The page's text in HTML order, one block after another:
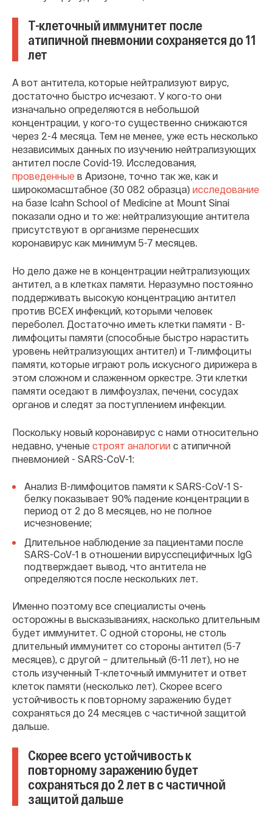
Т-клеточный иммунитет после
атипичной пневмонии сохраняется до 11
лет
А вот антитела, которые нейтрализуют вирус,
достаточно быстро исчезают. У кого-то они
изначально определяются в небольшой
концентрации, у кого-то существенно снижаются
через 2-4 месяца. Тем не менее, уже есть несколько
независимых данных по изучению нейтрализующих
антител после Covid-19. Исследования,
проведенные в Аризоне, точно так же, как и
широкомасштабное (30 082 образца) исследование
на базе Icahn School of Medicine at Mount Sinai
показали одно и то же: нейтрализующие антитела
присутствуют в организме перенесших
коронавирус как минимум 5-7 месяцев.
Но дело даже не в концентрации нейтрализующих
антител, а в клетках памяти. Неразумно постоянно
поддерживать высокую концентрацию антител
против ВСЕХ инфекций, которыми человек
переболел. Достаточно иметь клетки памяти - В-
лимфоциты памяти (способные быстро нарастить
уровень нейтрализующих антител) и Т-лимфоциты
памяти, которые играют роль искусного дирижера в
этом сложном и слаженном оркестре. Эти клетки
памяти оседают в лимфоузлах, печени, сосудах
органов и следят за поступлением инфекции.
Поскольку новый коронавирус с нами относительно
недавно, ученые строят аналогии с атипичной
пневмонией - SARS-CoV-1:
Анализ В-лимфоцитов памяти к SARS-CoV-1 S-
белку показывает 90% падение концентрации в
период от 2 до 8 месяцев, но не полное
исчезновение;
Длительное наблюдение за пациентами после
SARS-CoV-1 в отношении вирусспецифичных IgG
подтверждает вывод, что антитела не
определяются после нескольких лет.
Именно поэтому все специалисты очень
осторожны в высказываниях, насколько длительным
будет иммунитет. С одной стороны, не столь
длительный иммунитет со стороны антител (5-7
месяцев), с другой – длительный (6-11 лет), но не
столь изученный Т-клеточный иммунитет и ответ
клеток памяти (несколько лет). Скорее всего
устойчивость к повторному заражению будет
сохраняться до 24 месяцев с частичной защитой
дальше.
Скорее всего устойчивость к
повторному заражению будет
сохраняться до 2 лет в с частичной
защитой дальше